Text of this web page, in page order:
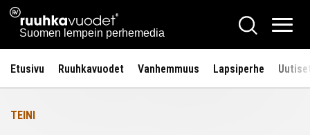
Siirry
sisältöön
Ruuhkavuodet.fi
Suomen lempein perhemedia
Hae
Etusivu Ruuhkavuodet Vanhemmuus Lapsiperhe
Etusivulle
TEINI